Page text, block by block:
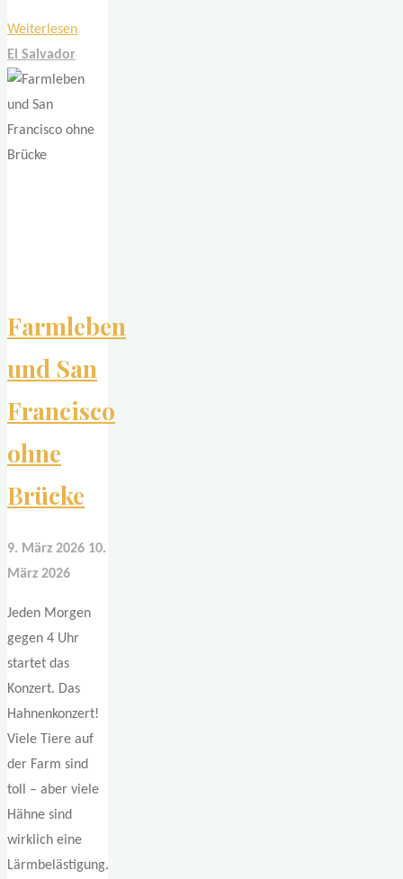
Weiterlesen"Ein
voller
–
El Salvador
Farmleben
und San
Francisco
ohne
Brücke
9. März 2026 10.
März 2026
Jeden Morgen
gegen 4 Uhr
startet das
Konzert. Das
Hahnenkonzert!
Viele Tiere auf
der Farm sind
toll – aber viele
Hähne sind
wirklich eine
Lärmbelästigung.